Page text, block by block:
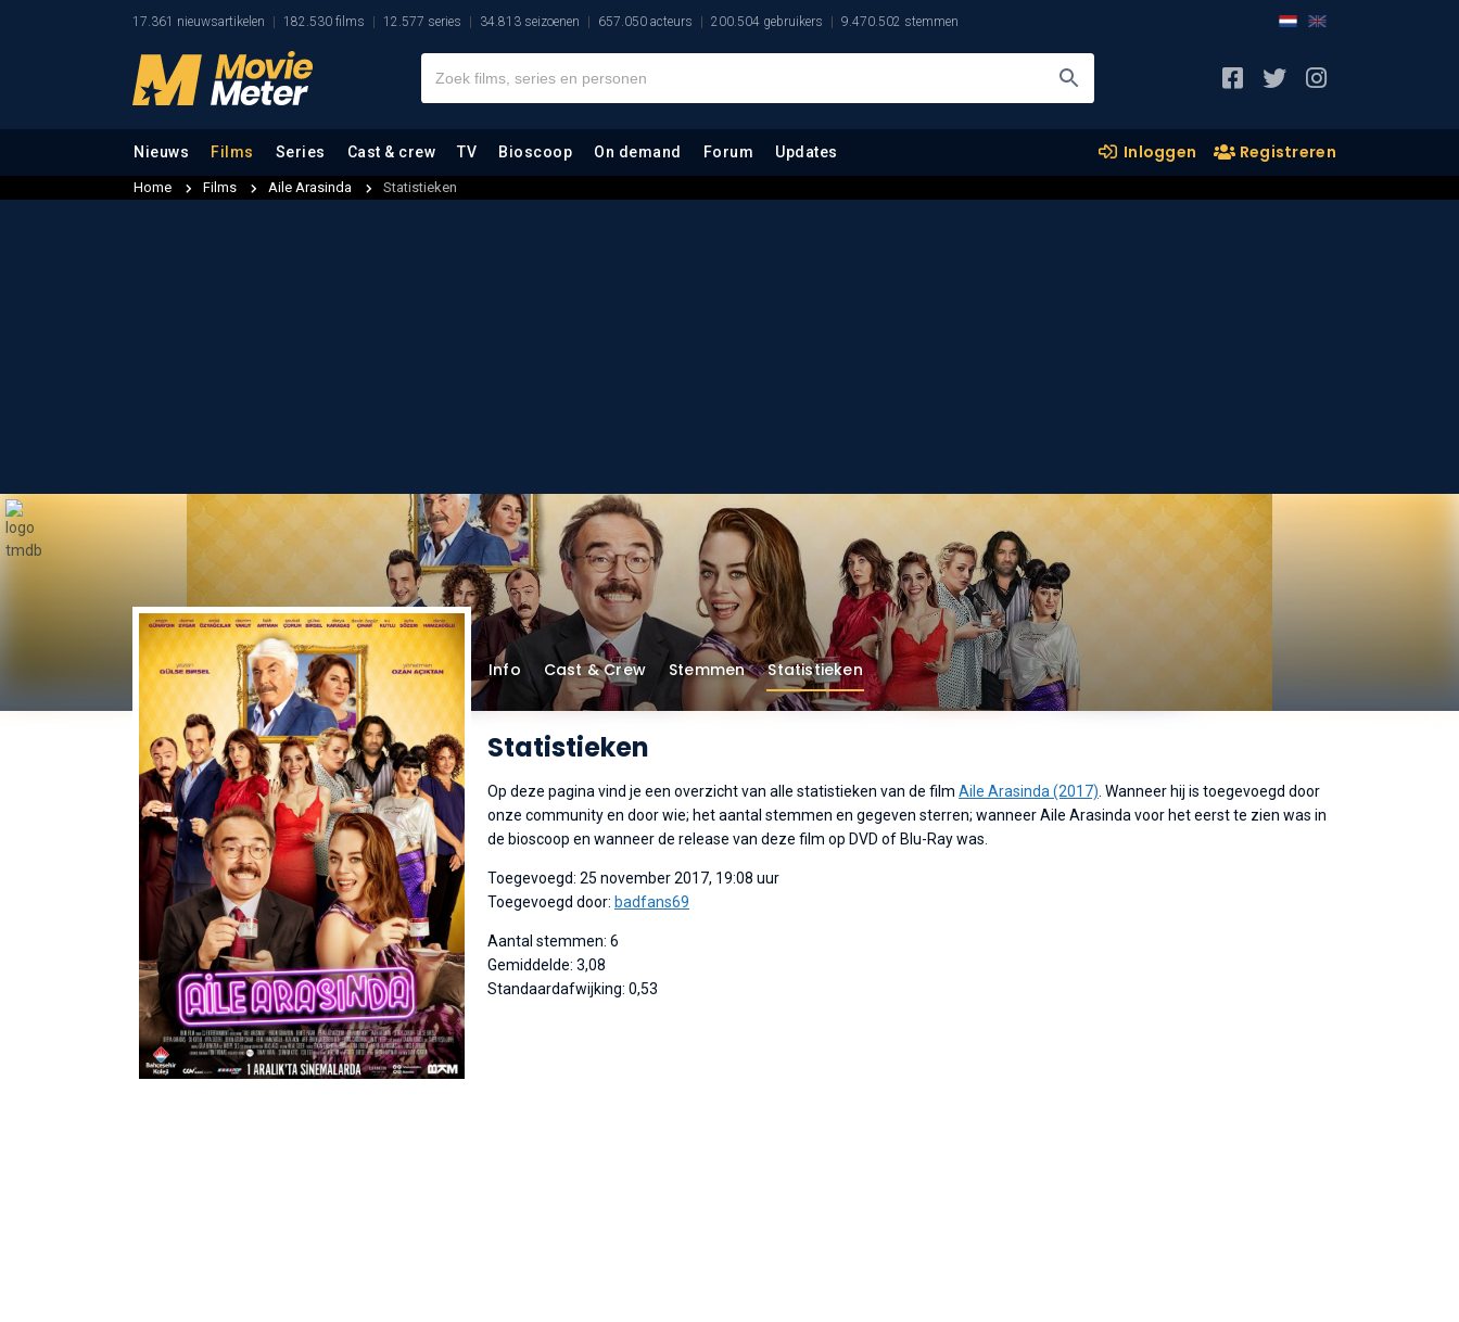
17.361 nieuwsartikelen 182.530 films 12.577 series 34.813 seizoenen 657.050 acteurs 200.504 gebruikers 9.470.502 stemmen
Nieuws Films Series Cast & crew TV Bioscoop On demand Forum Updates Inloggen Registreren
Home Films Aile Arasinda Statistieken
Info Cast & Crew Stemmen Statistieken
Statistieken
Op deze pagina vind je een overzicht van alle statistieken van de film Aile Arasinda (2017) . Wanneer hij is toegevoegd door
onze community en door wie; het aantal stemmen en gegeven sterren; wanneer Aile Arasinda voor het eerst te zien was in
de bioscoop en wanneer de release van deze film op DVD of Blu-Ray was.
Toegevoegd: 25 november 2017, 19:08 uur
Toegevoegd door: badfans69
Aantal stemmen: 6
Gemiddelde: 3,08
Standaardafwijking: 0,53